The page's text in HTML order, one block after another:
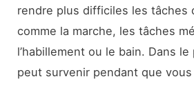
rendre plus difficiles les tâches
comme la marche, les tâches
l’habillement ou le bain. Dans
peut survenir pendant que